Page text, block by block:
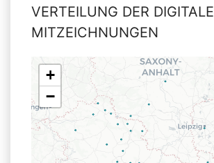
VERTEILUNG DER
MITZEICHNUNGEN
+
−